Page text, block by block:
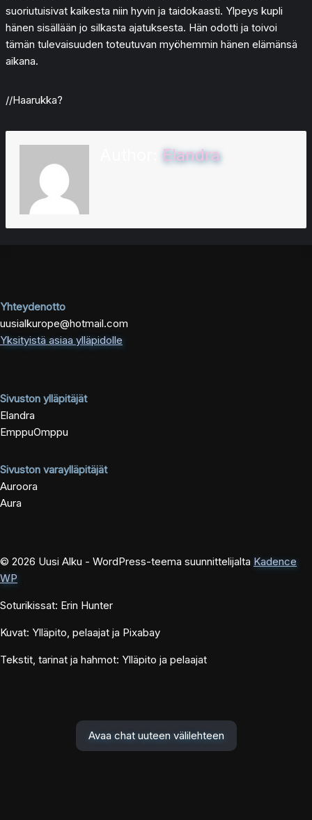
suoriutuisivat kaikesta niin hyvin ja taidokaasti. Ylpeys kupli
hänen sisällään jo silkasta ajatuksesta. Hän odotti ja toivoi
tämän tulevaisuuden toteutuvan myöhemmin hänen elämänsä
aikana.
//Haarukka?
Elandra
Yhteydenotto
uusialkurope@hotmail.com
Yksityistä asiaa ylläpidolle
Sivuston ylläpitäjät
Elandra
EmppuOmppu
Sivuston varaylläpitäjät
Auroora
Aura
© 2026 Uusi Alku - WordPress-teema suunnittelijalta Kadence
WP
Soturikissat: Erin Hunter
Kuvat: Ylläpito, pelaajat ja Pixabay
Tekstit, tarinat ja hahmot: Ylläpito ja pelaajat
Avaa chat uuteen välilehteen